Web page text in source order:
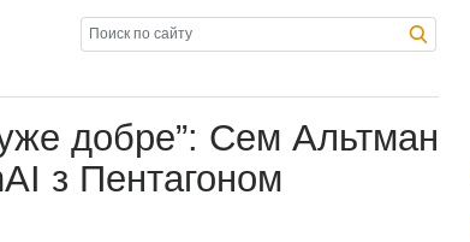
добре”: Сем Альтман
з Пентагоном